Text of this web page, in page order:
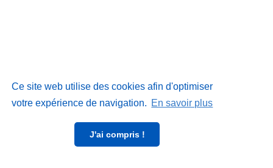
Ce site web utilise des cookies afin d'optimiser
votre expérience de navigation. En savoir plus
J'ai compris !